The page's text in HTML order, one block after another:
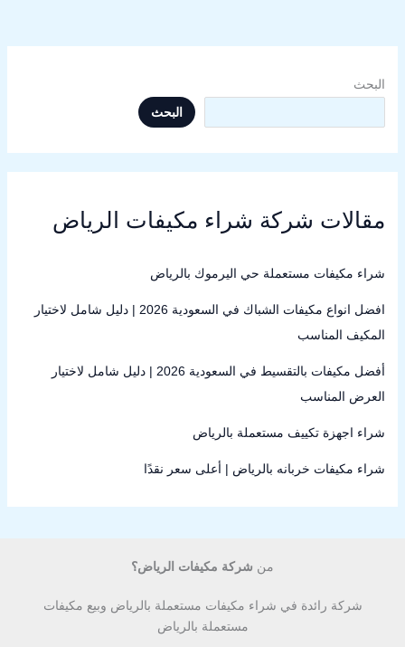
البحث
البحث
مقالات شركة شراء مكيفات الرياض
شراء مكيفات مستعملة حي اليرموك بالرياض
افضل انواع مكيفات الشباك في السعودية 2026 | دليل شامل لاختيار
المكيف المناسب
أفضل مكيفات بالتقسيط في السعودية 2026 | دليل شامل لاختيار
العرض المناسب
شراء اجهزة تكييف مستعملة بالرياض
شراء مكيفات خربانه بالرياض | أعلى سعر نقدًا
من شركة مكيفات الرياض؟
شركة رائدة في شراء مكيفات مستعملة بالرياض وبيع مكيفات
مستعملة بالرياض